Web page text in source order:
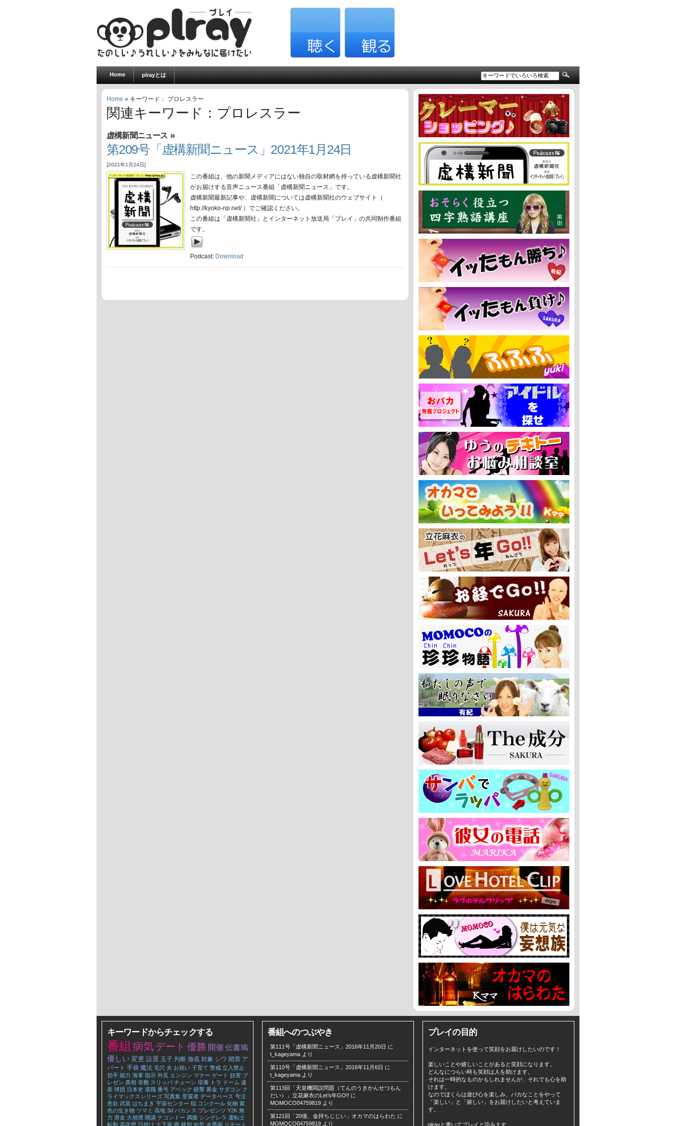
Home plrayとは
Home » キーワード： プロレスラー
関連キーワード：プロレスラー
虚構新聞ニュース »
第209号「虚構新聞ニュース」2021年1月24日
[2021年1月24日]
この番組は、他の新聞メディアにはない独自の取材網を持っている虚構新聞社
がお届けする音声ニュース番組「虚構新聞ニュース」です。
虚構新聞最新記事や、虚構新聞については虚構新聞社のウェブサイト（
http://kyoko-np.net/ ）でご確認ください。
この番組は「虚構新聞社」とインターネット放送局「プレイ」の共同制作番組
です。
Podcast: Download
キーワードからチェックする
番組 病気 デート 優勝 開催 伝書鳩
優しい 変更 設置 玉子 判断 徹底 対象 シワ 開票 ア
パート 手袋 魔法 毛穴 夫 お祝い 子育て 警戒 立入禁止
切手 能力 海軍 指示 外見 エンジン マナー ゲート 妨害 プ
レゼン 真相 非難 スリッパ チェーン 培養 トラ ドーム 遺
産 球団 日本史 退職 番号 アベック 銃撃 募金 サダコン ク
ライマックスシリーズ 写真集 受賞者 データベース 号泣
意欲 武装 はちまき 宇宙センター 稲 コンクール 化物 紫
色の生き物 ツマミ 高地 3d バカンス プレゼンツ Y2K 無
力 滑走 大相撲 開講 テコンドー 満腹 シンデレラ 運転士
転勤 高学歴 日焼け 土下座 檻 格別 短気 水墨画 リモート
番組へのつぶやき
第111号「虚構新聞ニュース」2016年11月20日 に
t_kageyama より
第110号「虚構新聞ニュース」2016年11月6日 に
t_kageyama より
第113回「天皇機関説問題（てんのうきかんせつもん
だい）」立花麻衣のLet’s年GO!! に
MOMOCO04759819 より
第121回「20億、金持ちじじい」オカマのはらわた に
MOMOCO04759819 より
プレイの目的
インターネットを使って笑顔をお届けしたいのです！
楽しいことや嬉しいことがあると笑顔になります。
どんなにつらい時も笑顔は人を助けます。
それは一時的なものかもしれませんが、それでも心を助
けます。
なのでぼくらは遊び心を楽しみ、バカなことをやって
「楽しい」と「嬉しい」をお届けしたいと考えていま
す。
plrayと書いてプレイと読みます。